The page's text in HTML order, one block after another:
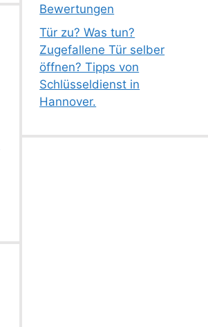
Bewertungen
Tür zu? Was tun?
Zugefallene Tür selber
öffnen? Tipps von
Schlüsseldienst in
Hannover.